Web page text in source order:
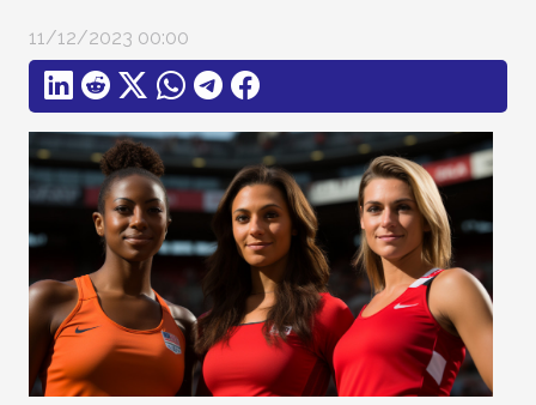
11/12/2023 00:00